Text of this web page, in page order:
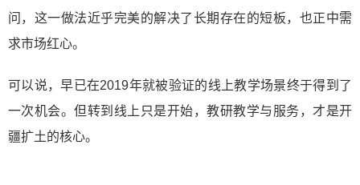
问，这一做法近乎完美的解决了长期存在的短板，也正中需
求市场红心。
可以说，早已在2019年就被验证的线上教学场景终于得到了
一次机会。但转到线上只是开始，教研教学与服务，才是开
疆扩土的核心。